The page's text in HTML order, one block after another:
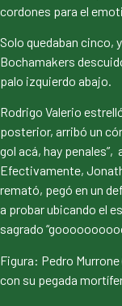
cordones para el
Solo quedaban cinco,
Bochamakers
palo izquierdo abajo.
Rodrigo Valerio
posterior, arribó un
gol acá, hay
Efectivamente,
remató, pegó en un
a probar ubicando el
sagrado
Figura: Pedro
con su pegada